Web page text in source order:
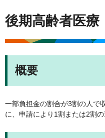
後期高齢者医療
概要
一部負担金の割合が3割の人で
に、申請により1割または2割の